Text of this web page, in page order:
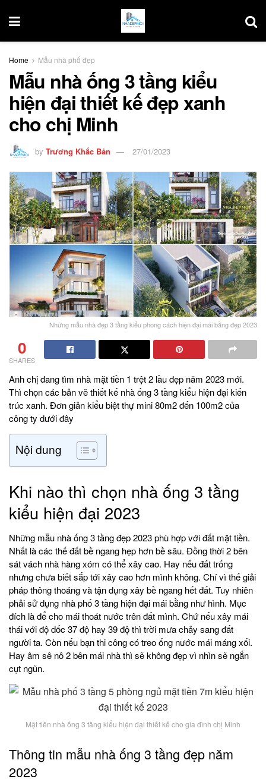
Home Mẫu nhà phố đẹp
Mẫu nhà ống 3 tầng kiểu
hiện đại thiết kế đẹp xanh
cho chị Minh
by Trương Khắc Bản 27/01/2023
Những mẫu nhà đẹp 3 tầng kiểu phong cách hiện đại mái bằng đẹp 2023
0
SHARES
Anh chị đang tìm nhà mặt tiền 1 trệt 2 lầu đẹp năm 2023 mới.
Thì chọn các bản vẽ thiết kế nhà ống 3 tầng kiểu hiện đại kiến
trúc xanh. Đơn giản kiểu biệt thự mini 80m2 đến 100m2 của
công ty dưới đây
Nội dung
Khi nào thì chọn nhà ống 3 tầng
kiểu hiện đại 2023
Những mẫu nhà ống 3 tầng đẹp 2023 phù hợp với đất mặt tiền.
Nhất là các thế đất bề ngang hẹp hơn bề sâu. Đồng thời 2 bên
sát vách nhà hàng xóm có thể xây cao. Hay nếu đất trống
nhưng chưa biết sắp tới xây cao hơn mình không. Chí vì thế giải
pháp thông thoáng và tận dụng xây bề ngang hết đất. Tuy nhiên
phải sử dụng nhà phố 3 tầng hiện đại mái bằng như hình. Mục
đích là để cho mái thoát nước trên đất mình. Chứ nếu xây mái
thái với độ dốc 37 độ hay 39 độ thì trời mưa chảy sang đất
người ta. Còn nếu bạn thi công có treo ống nước mái máng xối.
Hay âm sê nô 2 bên mái nhà thì sẽ không đẹp vì nhìn sẽ ngắn
cụt ngũn.
Mặt tiền nhà ống 3 tầng kiểu hiện đại thiết kế cho gia đình chị Minh
Thông tin mẫu nhà ống 3 tầng đẹp năm
2023